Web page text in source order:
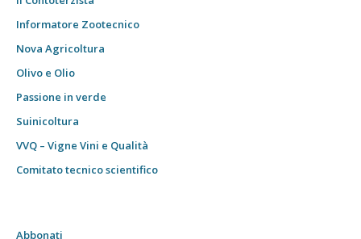
Informatore Zootecnico
Nova Agricoltura
Olivo e Olio
Passione in verde
Suinicoltura
VVQ – Vigne Vini e Qualità
Comitato tecnico scientifico
Abbonati